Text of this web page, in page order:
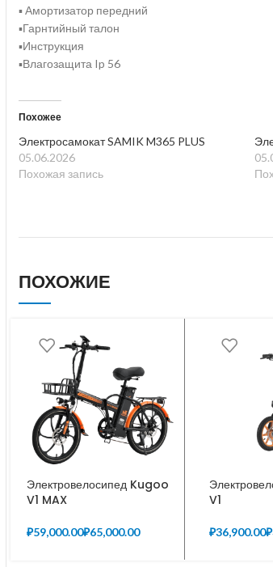
▪️ Амортизатор передний
▪️Гарнтийный талон
▪️Инструкция
▪️Влагозащита Ip 56
Похожее
Электросамокат SAMIK M365 PLUS
05.06.2026
Похожая запись
ПОХОЖИЕ
Электровелосипед Kugoo
V1 MAX
₽ ₽
V1
₽ ₽